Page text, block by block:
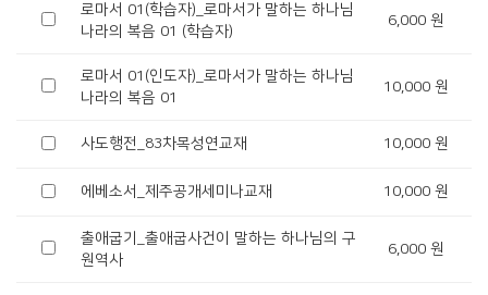
로마서 01(학습자)_로마서가 말하는 하나님
나라의 복음 01 (학습자)
6,000 원
로마서 01(인도자)_로마서가 말하는 하나님
나라의 복음 01
10,000 원
사도행전_83차목성연교재 10,000 원
에베소서_제주공개세미나교재 10,000 원
출애굽기_출애굽사건이 말하는 하나님의 구
원역사
6,000 원